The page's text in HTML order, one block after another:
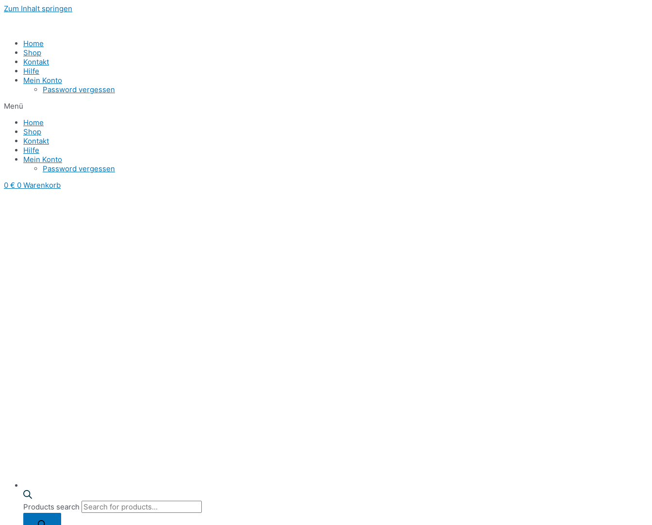
Zum Inhalt springen
Home
Shop
Kontakt
Hilfe
Mein Konto
Password vergessen
Menü
Home
Shop
Kontakt
Hilfe
Mein Konto
Password vergessen
0 € 0 Warenkorb
Products search